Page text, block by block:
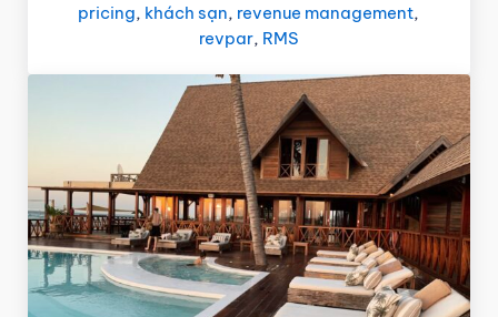
pricing, khách sạn, revenue management,
revpar, RMS